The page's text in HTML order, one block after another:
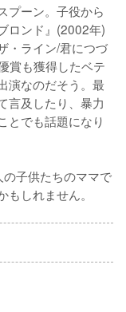
プーン。子役から
ロンド』(2002年)
・ライン/君につづ
賞も獲得したベテ
演なのだそう。最
言及したり、暴力
とでも話題になり
子供たちのママで
しれません。